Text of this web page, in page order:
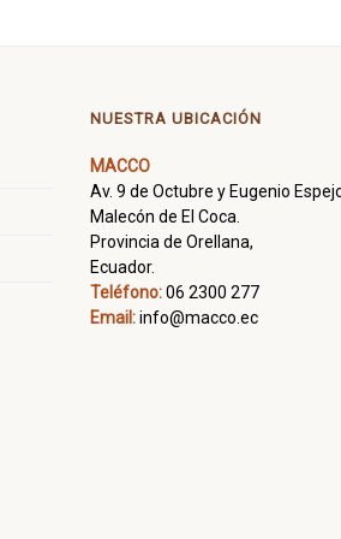
NUESTRA UBICACIÓN
MACCO
Av. 9 de Octubre y Eugenio
Malecón de El Coca.
Provincia de Orellana,
Ecuador.
Teléfono:06 2300 277
Email:info@macco.ec